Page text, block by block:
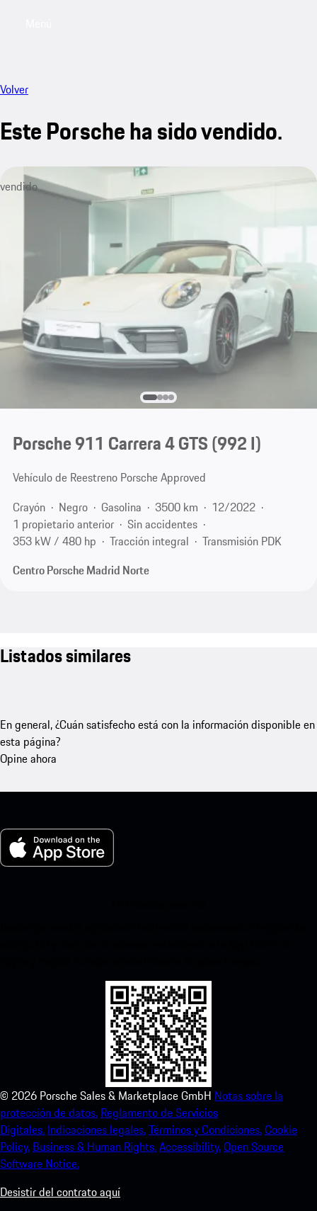
Volver
Este Porsche ha sido vendido.
vendido
Porsche 911 Carrera 4 GTS(992 I)
Vehículo de Reestreno Porsche Approved
Crayón
Negro Gasolina 3500 km
12/2022
1 propietario anterior
Sin accidentes
353 kW / 480 hp
Tracción integral
Transmisión PDK
Centro Porsche Madrid Norte
Listados similares
En general, ¿Cuán satisfecho está con la información disponible en
esta página?
Opine ahora
© 2026 Porsche Sales & Marketplace GmbH Notas sobre la
protección de datos. Reglamento de Servicios
Digitales. Indicaciones legales.Términos y Condiciones.Cookie
Policy. Business & Human Rights.Accessibility.Open Source
Software Notice.
Desistir del contrato aquí